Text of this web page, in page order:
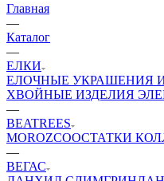
Главная
—
Каталог
—
ЕЛКИ
ЕЛОЧНЫЕ УКРАШЕНИЯ
ХВОЙНЫЕ ИЗДЕЛИЯ
—
BEATREES
MOROZCOОСТАТКИ
—
ВЕГАС